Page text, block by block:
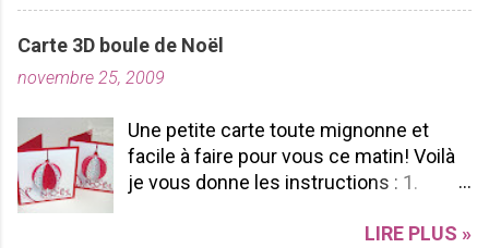
laisser des commentaires ça fait
toujours plaisir à lire! Bon Blog hop à
Saisons colorées, je l'aime par sa
polyvalence et sa durabilité. Pourquoi?
Parce que nous pouvons l'utiliser tout
saisons et les voeux sont vraiment
Carte 3D boule de Noël
novembre 25, 2009
Une petite carte toute mignonne et
facile à faire pour vous ce matin! Voilà
je vous donne les instructions : 1.
Pliez le en 2 ça fera une carte de 3x3 3.
LIRE PLUS »